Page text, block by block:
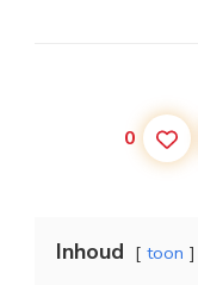
0
Inhoud toon